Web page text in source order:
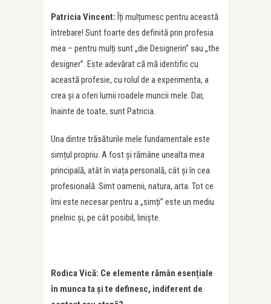
Patricia Vincent: Îți mulțumesc pentru această
întrebare! Sunt foarte des definită prin profesia
mea – pentru mulți sunt „die Designerin” sau „the
designer”. Este adevărat că mă identific cu
această profesie, cu rolul de a experimenta, a
crea și a oferi lumii roadele muncii mele. Dar,
înainte de toate, sunt Patricia.
Una dintre trăsăturile mele fundamentale este
simțul propriu. A fost și rămâne unealta mea
principală, atât în viața personală, cât și în cea
profesională. Simt oamenii, natura, arta. Tot ce
îmi este necesar pentru a „simți” este un mediu
prielnic și, pe cât posibil, liniște.
Rodica Vică: Ce elemente rămân esențiale
în munca ta și te definesc, indiferent de